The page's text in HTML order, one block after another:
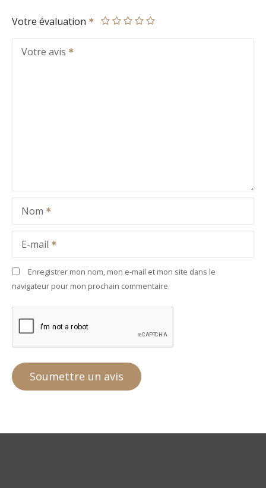
Votre évaluation
Votre avis
Nom
E-mail
Enregistrer mon nom, mon e-mail et mon site dans le
navigateur pour mon prochain commentaire.